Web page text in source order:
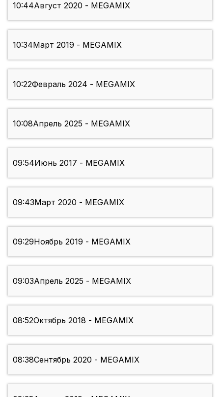
10:44Август 2020 - MEGAMIX
10:34Март 2019 - MEGAMIX
10:22Февраль 2024 - MEGAMIX
10:08Апрель 2025 - MEGAMIX
09:54Июнь 2017 - MEGAMIX
09:43Март 2020 - MEGAMIX
09:29Ноябрь 2019 - MEGAMIX
09:03Апрель 2025 - MEGAMIX
08:52Октябрь 2018 - MEGAMIX
08:38Сентябрь 2020 - MEGAMIX